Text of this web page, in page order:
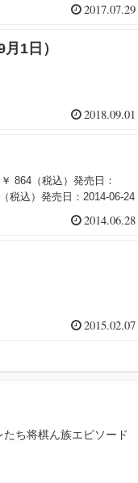
2017.07.29
1日）
2018.09.01
864（税込）発売日：
税込）発売日：2014-06-24
2014.06.28
2015.02.07
ち将棋ん族エピソード